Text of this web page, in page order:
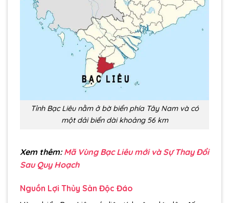
Tỉnh Bạc Liêu nằm ở bờ biển phía Tây Nam và có
một dải biển dài khoảng 56 km
Xem thêm:Mã Vùng Bạc Liêu mới và Sự Thay Đổi
Sau Quy Hoạch
Nguồn Lợi Thủy Sản Độc Đáo